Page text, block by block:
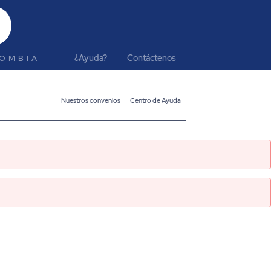
¿Ayuda? Contáctenos
Nuestros convenios Centro de Ayuda